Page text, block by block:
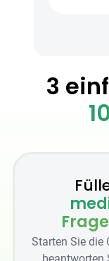
3
Starten Sie die